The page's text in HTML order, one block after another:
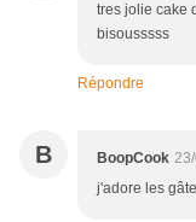
tres jolie cake
bisousssss
Répondre
B BoopCook
j'adore les